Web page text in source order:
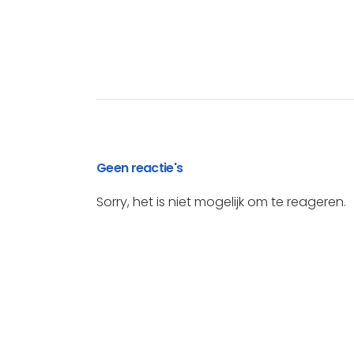
Geen reactie's
Sorry, het is niet mogelijk om te reageren.